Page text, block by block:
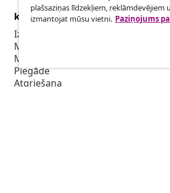
klientu apkalpoanaš
Izsekot savu pasūtījumu
Mans konts
Maksājums
Piegāde
Atgriešana
plašsaziņas līdzekļiem,
izmantojat mūsu vietni. Paziņojums